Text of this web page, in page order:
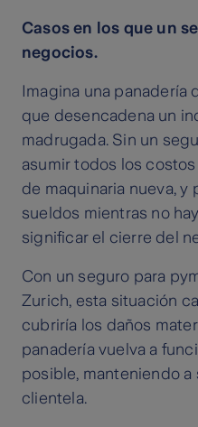
Casos en los que un
negocios.
Imagina una
que desencadena un
madrugada. Sin un
asumir todos los
de maquinaria nueva,
sueldos mientras no
significar el cierre del
Con un seguro para
Zurich, esta situación
cubriría los daños
panadería vuelva a
posible, manteniendo a
clientela.